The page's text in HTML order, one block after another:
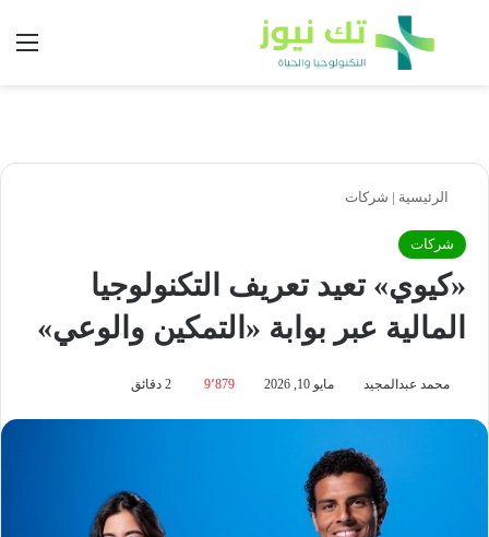
بحث عن
الرئيسية | شركات
شركات
«كيوي» تعيد تعريف التكنولوجيا
المالية عبر بوابة «التمكين والوعي»
محمد عبدالمجيد مايو 10, 2026 9٬879